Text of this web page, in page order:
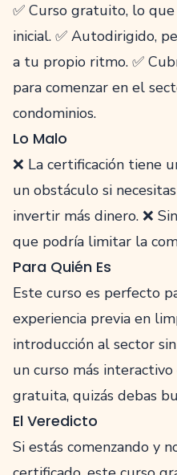
✅ Curso gratuito, lo
inicial. ✅ Autodirigido,
a tu propio ritmo. ✅
para comenzar en el
condominios.
Lo Malo
❌ La certificación tiene
un obstáculo si
invertir más dinero. ❌
que podría limitar la
Para Quién Es
Este curso es perfecto
experiencia previa en
introducción al sector
un curso más
gratuita, quizás debas
El Veredicto
Si estás comenzando y